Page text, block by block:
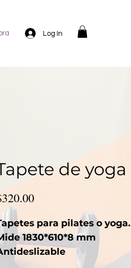
Log In
de yoga
Precio
para pilates o yoga.
1830*610*8 mm